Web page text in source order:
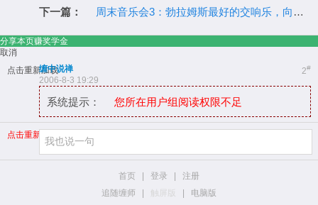
下一篇：
周末音乐会3：勃拉姆斯最好的交响乐，向古典主义的致敬！
分享本页赚奖学金
取消
点击重新加载
2#
缠中说禅
2006-8-3 19:29
系统提示： 您所在用户组阅读权限不足
点击重新加载
首页 登录
注册
追随缠师
触屏版 电脑版